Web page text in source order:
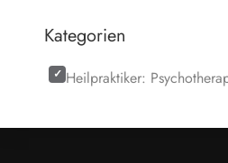
Kategorien
Heilpraktiker: